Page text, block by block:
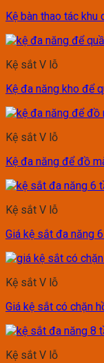
Kệ bàn thao tác khu
Kệ sắt V lỗ
Kệ đa năng kho để
Kệ sắt V lỗ
Kệ đa năng để đồ
Kệ sắt V lỗ
Giá kệ sắt đa năng
Kệ sắt V lỗ
Giá kệ sắt có chặn
Kệ sắt V lỗ